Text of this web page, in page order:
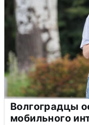
Волгоградцы
мобильного